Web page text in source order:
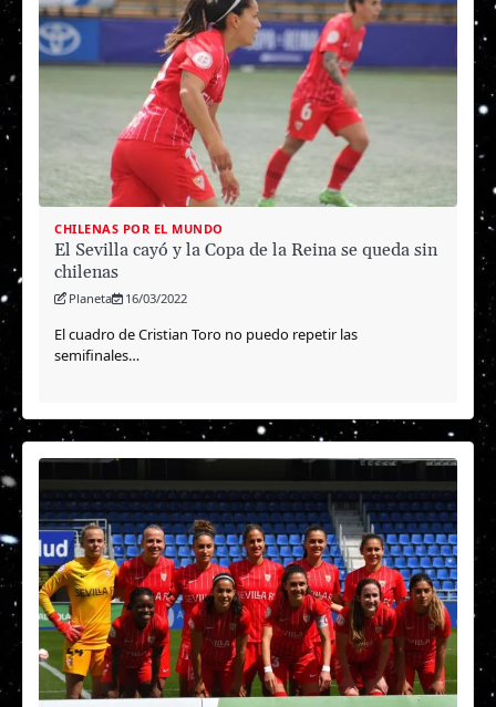
CHILENAS POR EL MUNDO
El Sevilla cayó y la Copa de la Reina se queda sin
chilenas
Planeta 16/03/2022
El cuadro de Cristian Toro no puedo repetir las
semifinales…